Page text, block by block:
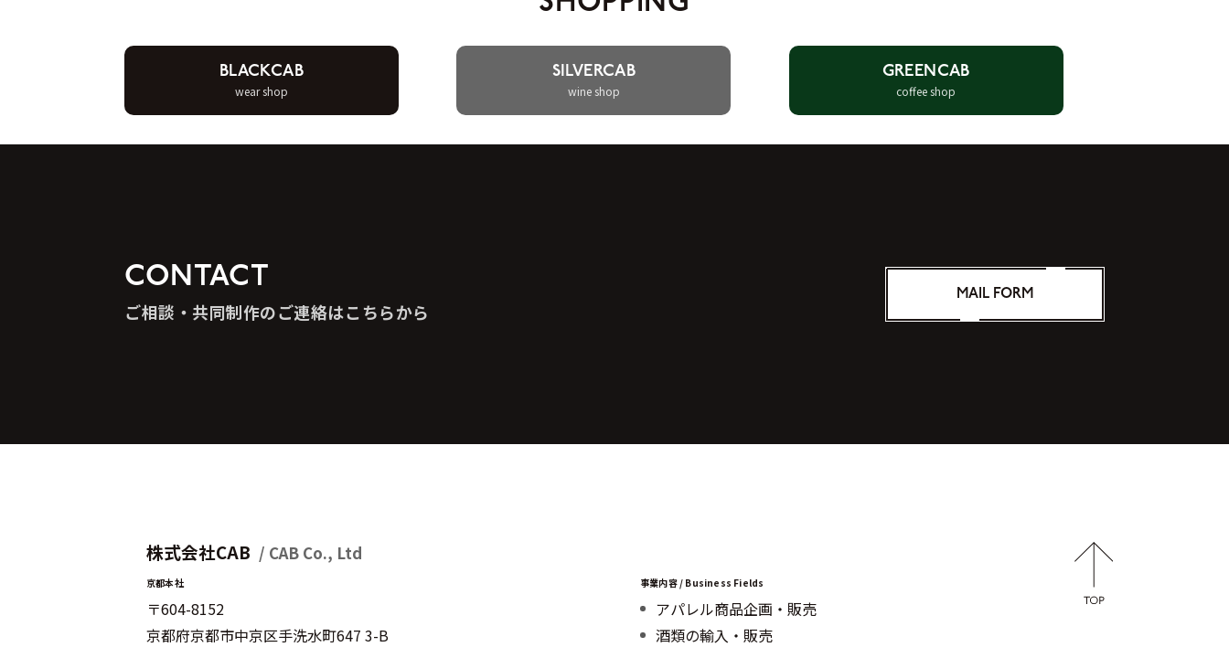
BLACKCAB
wear shop
SILVERCAB
wine shop
GREENCAB
coffee shop
CONTACT
ご相談・共同制作のご連絡はこちらから
MAIL FORM
株式会社CAB / CAB Co., Ltd
京都本社
〒604-8152
京都府京都市中京区手洗水町647 3-B
事業内容 / Business Fields
アパレル商品企画・販売
酒類の輸入・販売